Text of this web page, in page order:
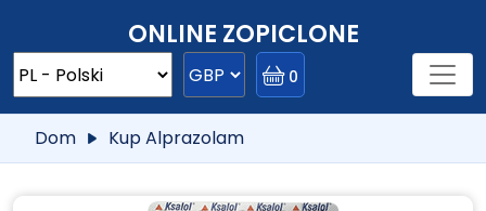
ONLINE ZOPICLONE
0
Dom Kup Alprazolam